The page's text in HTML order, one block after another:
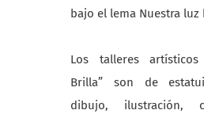
bajo el lema Nuestra luz
Los talleres artísticos
Brilla” son de
dibujo, ilustración,